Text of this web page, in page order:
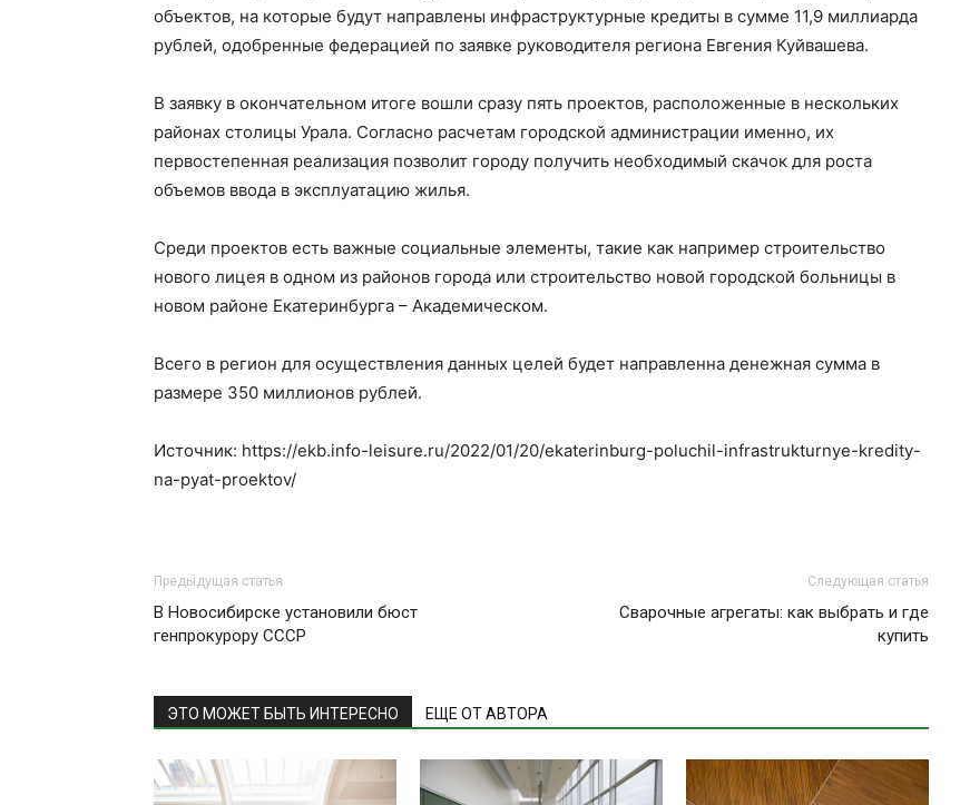
объектов, на которые будут направлены инфраструктурные кредиты в сумме 11,9 миллиарда
рублей, одобренные федерацией по заявке руководителя региона Евгения Куйвашева.
В заявку в окончательном итоге вошли сразу пять проектов, расположенные в нескольких
районах столицы Урала. Согласно расчетам городской администрации именно, их
первостепенная реализация позволит городу получить необходимый скачок для роста
объемов ввода в эксплуатацию жилья.
Среди проектов есть важные социальные элементы, такие как например строительство
нового лицея в одном из районов города или строительство новой городской больницы в
новом районе Екатеринбурга – Академическом.
Всего в регион для осуществления данных целей будет направленна денежная сумма в
размере 350 миллионов рублей.
Источник: https://ekb.info-leisure.ru/2022/01/20/ekaterinburg-poluchil-infrastrukturnye-kredity-
na-pyat-proektov/
Предыдущая статья
В Новосибирске установили бюст
генпрокурору СССР
Следующая статья
Сварочные агрегаты: как выбрать и где
купить
ЭТО МОЖЕТ БЫТЬ ИНТЕРЕСНО ЕЩЕ ОТ АВТОРА